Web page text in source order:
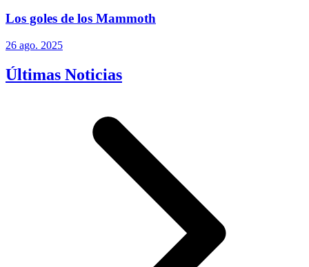
Los goles de los Mammoth
26 ago. 2025
Últimas Noticias